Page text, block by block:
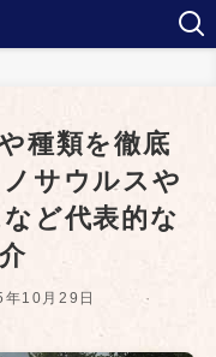
種類を徹底
サウルスや
ど代表的な
10月29日